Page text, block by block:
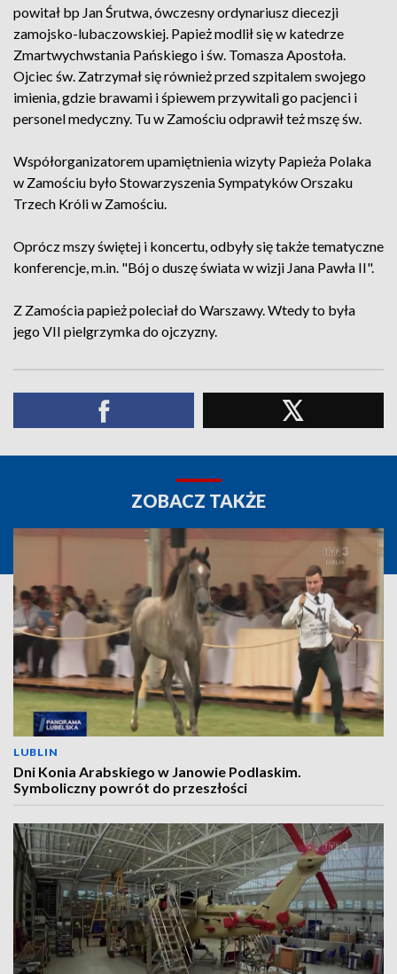
powitał bp Jan Śrutwa, ówczesny ordynariusz diecezji
zamojsko-lubaczowskiej. Papież modlił się w katedrze
Zmartwychwstania Pańskiego i św. Tomasza Apostoła.
Ojciec św. Zatrzymał się również przed szpitalem swojego
imienia, gdzie brawami i śpiewem przywitali go pacjenci i
personel medyczny. Tu w Zamościu odprawił też mszę św.
Współorganizatorem upamiętnienia wizyty Papieża Polaka
w Zamościu było Stowarzyszenia Sympatyków Orszaku
Trzech Króli w Zamościu.
Oprócz mszy świętej i koncertu, odbyły się także tematyczne
konferencje, m.in. "Bój o duszę świata w wizji Jana Pawła II".
Z Zamościa papież poleciał do Warszawy. Wtedy to była
jego VII pielgrzymka do ojczyzny.
ZOBACZ TAKŻE
LUBLIN
Dni Konia Arabskiego w Janowie Podlaskim.
Symboliczny powrót do przeszłości